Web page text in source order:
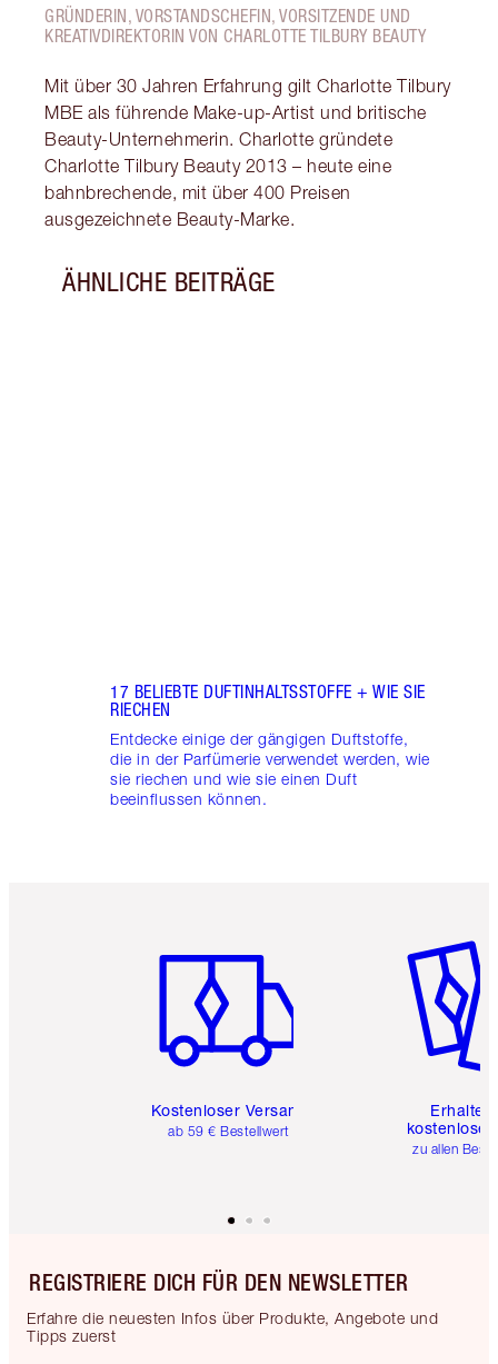
GRÜNDERIN, VORSTANDSCHEFIN, VORSITZENDE UND
KREATIVDIREKTORIN VON CHARLOTTE TILBURY BEAUTY
Mit über 30 Jahren Erfahrung gilt Charlotte Tilbury
MBE als führende Make-up-Artist und britische
Beauty-Unternehmerin. Charlotte gründete
Charlotte Tilbury Beauty 2013 – heute eine
bahnbrechende, mit über 400 Preisen
ausgezeichnete Beauty-Marke.
ÄHNLICHE BEITRÄGE
17 BELIEBTE DUFTINHALTSSTOFFE + WIE SIE
RIECHEN
Entdecke einige der gängigen Duftstoffe,
die in der Parfümerie verwendet werden, wie
sie riechen und wie sie einen Duft
beeinflussen können.
Kostenloser Versand
ab 59 € Bestellwert
Erhalte
kostenlose
zu allen
REGISTRIERE DICH FÜR DEN NEWSLETTER
Erfahre die neuesten Infos über Produkte, Angebote und
Tipps zuerst